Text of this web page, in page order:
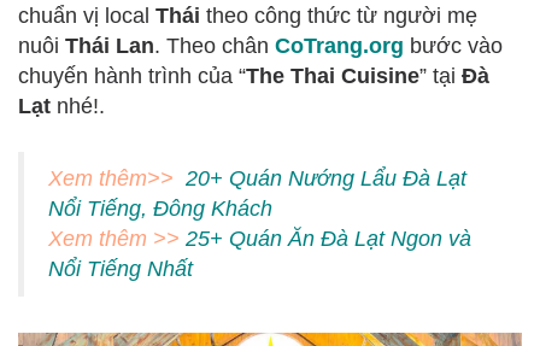
chuẩn vị local Thái theo công thức từ người mẹ
nuôi Thái Lan. Theo chân CoTrang.org bước vào
chuyến hành trình của “The Thai Cuisine” tại Đà
Lạt nhé!.
Xem thêm>> 20+ Quán Nướng Lẩu Đà Lạt
Nổi Tiếng, Đông Khách
Xem thêm >> 25+ Quán Ăn Đà Lạt Ngon và
Nổi Tiếng Nhất